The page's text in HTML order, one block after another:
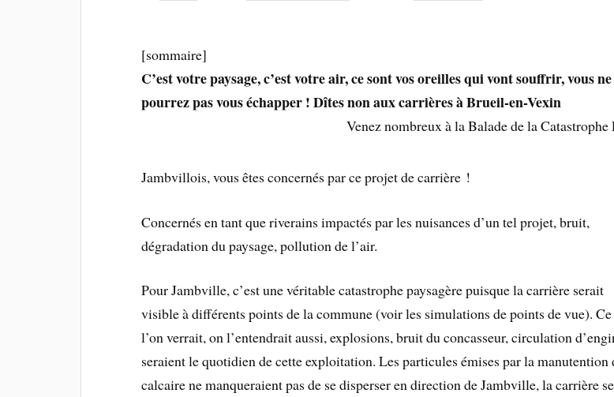
[sommaire]
C’est votre paysage, c’est votre air, ce sont vos oreilles qui vont souffrir, vous ne
pourrez pas vous échapper ! Dîtes non aux carrières à Brueil-en-Vexin
Venez nombreux à la Balade de la Catastrophe
Jambvillois, vous êtes concernés par ce projet de carrière !
Concernés en tant que riverains impactés par les nuisances d’un tel projet, bruit,
dégradation du paysage, pollution de l’air.
Pour Jambville, c’est une véritable catastrophe paysagère puisque la carrière serait
visible à différents points de la commune (voir les simulations de points de vue).
l’on verrait, on l’entendrait aussi, explosions, bruit du concasseur, circulation
seraient le quotidien de cette exploitation. Les particules émises par la manutention
calcaire ne manqueraient pas de se disperser en direction de Jambville, la carrière se